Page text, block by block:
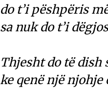
do t’i pëshpëris
sa nuk do t’i
Thjesht do të dish
ke qenë një njohje